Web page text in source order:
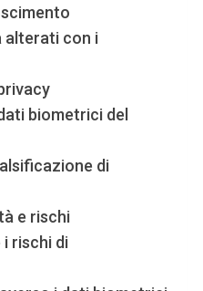
alterati con i
biometrici del
di
e rischi
i rischi di